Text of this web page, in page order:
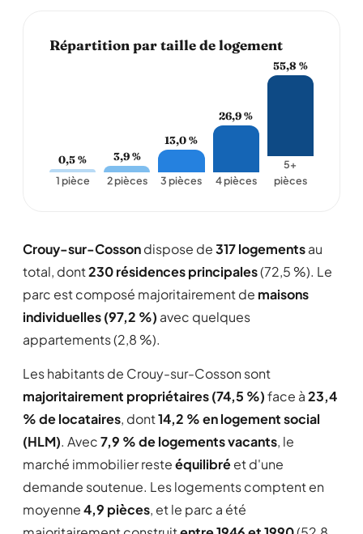
Répartition par taille de logement
0,5 %
1 pièce
3,9 %
2 pièces
13,0 %
3 pièces
26,9 %
4 pièces
55,8 %
5+
pièces
Crouy-sur-Cossondispose de317 logementsau
total, dont230 résidences principales(72,5 %). Le
parc est composé majoritairement de maisons
individuelles (97,2 %) avec quelques
appartements (2,8 %).
Les habitants de Crouy-sur-Cosson sont
majoritairement propriétaires (74,5 %)face à23,4
% de locataires, dont14,2 % en logement social
(HLM). Avec7,9 % de logements vacants, le
marché immobilier resteéquilibréet d'une
demande soutenue. Les logements comptent en
moyenne4,9 pièces, et le parc a été